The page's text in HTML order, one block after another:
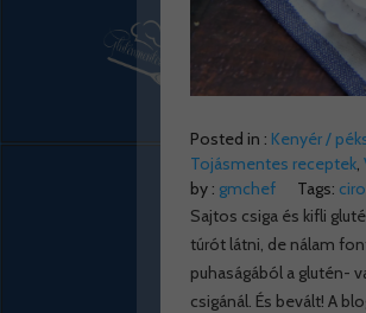
Posted in : Kenyér /
Tojásmentes receptek,
by : gmchef Tags:
Sajtos csiga és kifli
túrót látni, de nálam
puhaságából a glutén-
csigánál. És bevált! A